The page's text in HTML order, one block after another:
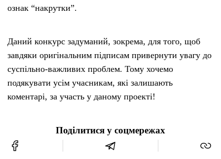
ознак “накрутки”.
Даний конкурс задуманий, зокрема, для того, щоб
завдяки оригінальним підписам привернути увагу до
суспільно-важливих проблем. Тому хочемо
подякувати усім учасникам, які залишають
коментарі, за участь у даному проекті!
Поділитися у соцмережах